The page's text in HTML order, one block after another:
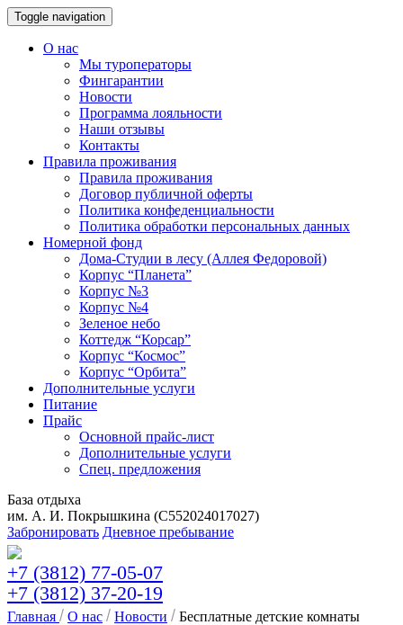
Toggle navigation
О нас
Мы туроператоры
Фингарантии
Новости
Программа лояльности
Наши отзывы
Контакты
Правила проживания
Правила проживания
Договор публичной оферты
Политика конфеденциальности
Политика обработки персональных данных
Номерной фонд
Дома-Студии в лесу (Аллея Федоровой)
Корпус “Планета”
Корпус №3
Корпус №4
Зеленое небо
Коттедж “Корсар”
Корпус “Космос”
Корпус “Орбита”
Дополнительные услуги
Питание
Прайс
Основной прайс-лист
Дополнительные услуги
Спец. предложения
База отдыха
им. А. И. Покрышкина (C552024017027)
Забронировать Дневное пребывание
+7 (3812) 77-05-07
+7 (3812) 37-20-19
Главная О нас Новости Бесплатные детские комнаты